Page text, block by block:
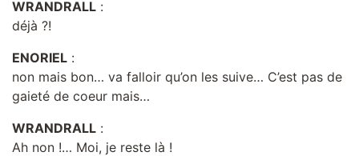
WRANDRALL :
déjà ?!
ENORIEL :
non mais bon… va falloir qu’on les suive… C’est pas de
gaieté de coeur mais…
WRANDRALL :
Ah non !… Moi, je reste là !